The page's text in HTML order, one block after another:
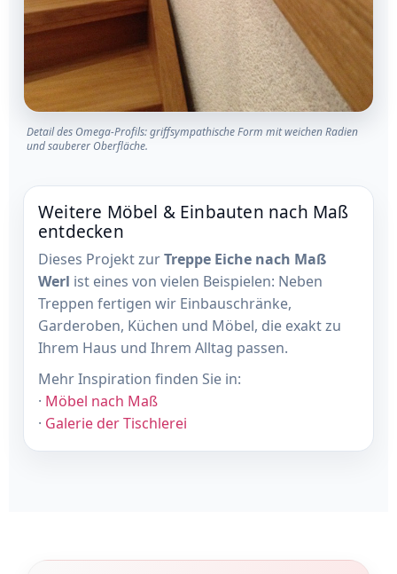
Detail des Omega-Profils: griffsympathische Form mit weichen Radien
und sauberer Oberfläche.
Weitere Möbel & Einbauten nach Maß
entdecken
Dieses Projekt zurTreppe Eiche nach Maß
Werl ist eines von vielen Beispielen: Neben
Treppen fertigen wir Einbauschränke,
Garderoben, Küchen und Möbel, die exakt zu
Ihrem Haus und Ihrem Alltag passen.
Mehr Inspiration finden Sie in:
· Möbel nach Maß
· Galerie der Tischlerei